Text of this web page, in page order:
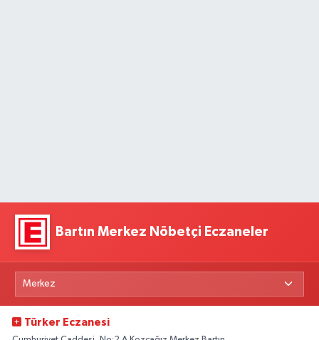
Bartın Merkez Nöbetçi Eczaneler
Türker Eczanesi